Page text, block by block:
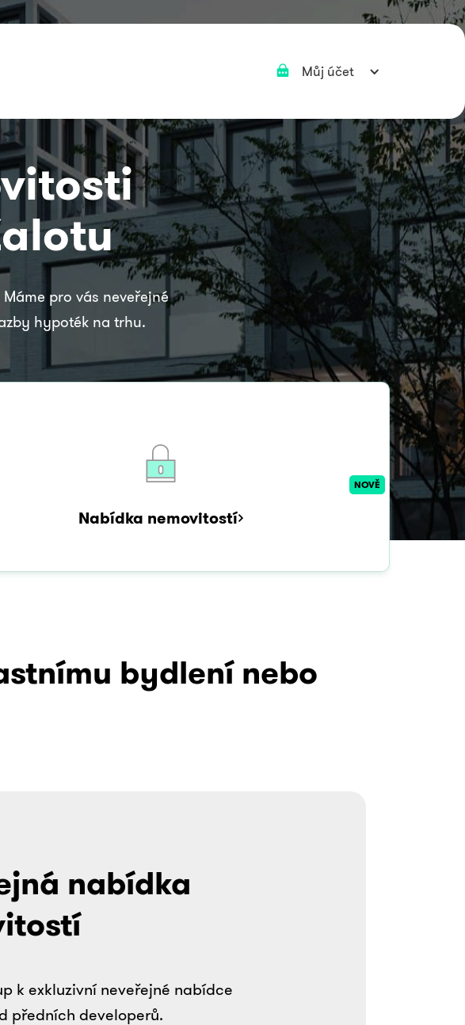
Můj účet
pro vás neveřejné
hypoték na trhu.
Nabídka nemovitostí
NOVĚ
bydlenínebo
nabídka
k exkluzivní neveřejné nabídce
předních developerů.